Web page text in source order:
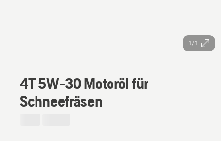
1/1
4T 5W-30 Motoröl für
Schneefräsen